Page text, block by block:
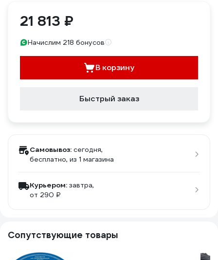
21 813 ₽
Начислим 218 бонусов
В корзину
Быстрый заказ
Самовывоз: сегодня,
бесплатно, из 1 магазина
Курьером: завтра,
от 290 ₽
Сопутствующие товары